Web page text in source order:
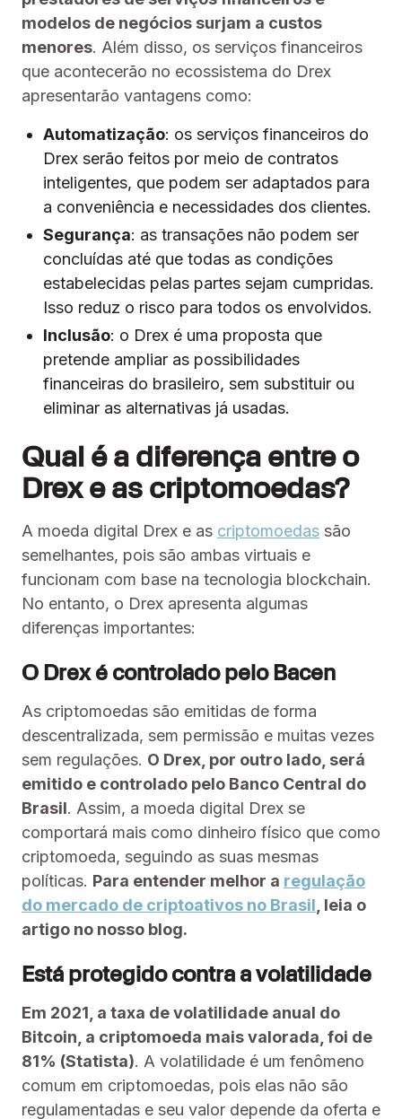
modelos de negócios surjam a custos
menores. Além disso, os serviços financeiros
que acontecerão no ecossistema do Drex
apresentarão vantagens como:
Automatização: os serviços financeiros do
Drex serão feitos por meio de contratos
inteligentes, que podem ser adaptados para
a conveniência e necessidades dos clientes.
Segurança: as transações não podem ser
concluídas até que todas as condições
estabelecidas pelas partes sejam cumpridas.
Isso reduz o risco para todos os envolvidos.
Inclusão: o Drex é uma proposta que
pretende ampliar as possibilidades
financeiras do brasileiro, sem substituir ou
eliminar as alternativas já usadas.
Qual é a diferença entre o
Drex e as criptomoedas?
A moeda digital Drex e as criptomoedas são
semelhantes, pois são ambas virtuais e
funcionam com base na tecnologia blockchain.
No entanto, o Drex apresenta algumas
diferenças importantes:
O Drex é controlado pelo Bacen
As criptomoedas são emitidas de forma
descentralizada, sem permissão e muitas vezes
sem regulações. O Drex, por outro lado, será
emitido e controlado pelo Banco Central do
Brasil. Assim, a moeda digital Drex se
comportará mais como dinheiro físico que como
criptomoeda, seguindo as suas mesmas
políticas. Para entender melhor a regulação
do mercado de criptoativos no Brasil, leia o
artigo no nosso blog.
Está protegido contra a volatilidade
Em 2021, a taxa de volatilidade anual do
Bitcoin, a criptomoeda mais valorada, foi de
81% (Statista). A volatilidade é um fenômeno
comum em criptomoedas, pois elas não são
regulamentadas e seu valor depende da oferta e